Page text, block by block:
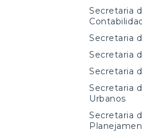
Secretaria
Secretaria
Secretaria
Secretaria
Secretaria
Urbanos
Secretaria